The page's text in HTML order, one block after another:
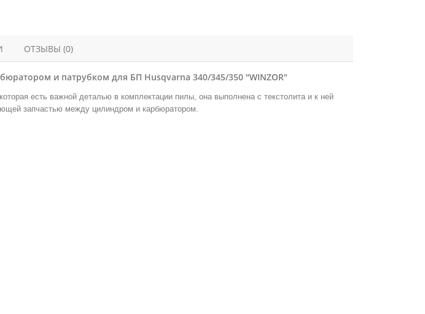
ОТЗЫВЫ (0)
и патрубком для БП Husqvarna 340/345/350 "WINZOR"
есть важной деталью в комплектации пилы, она выполнена с текстолита и к ней
запчастью между цилиндром и карбюратором.